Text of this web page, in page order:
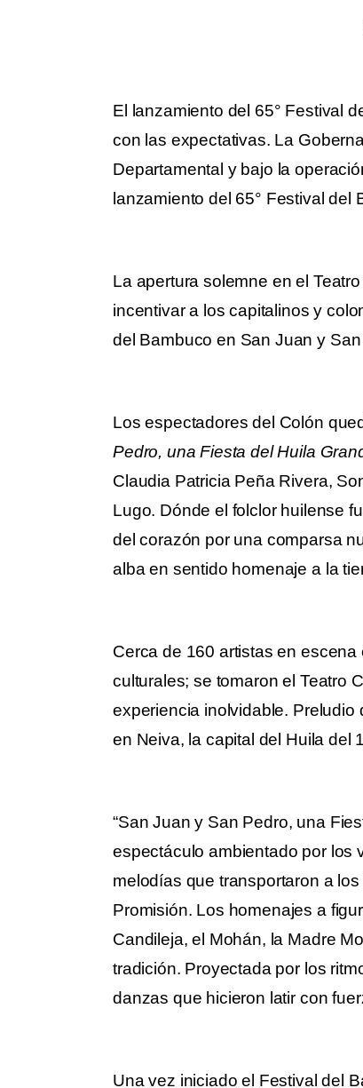
El lanzamiento del 65° Festival
con las expectativas. La
Departamental y bajo la
lanzamiento del 65° Festival del
La apertura solemne en el
incentivar a los capitalinos y
del Bambuco en San Juan y
Los espectadores del Colón
Pedro, una Fiesta del Huila
Claudia Patricia Peña Rivera,
Lugo. Dónde el folclor huilense
del corazón por una comparsa
alba en sentido homenaje a la
Cerca de 160 artistas en
culturales; se tomaron el Teatro
experiencia inolvidable.
en Neiva, la capital del Huila del
“San Juan y San Pedro, una
espectáculo ambientado por los
melodías que transportaron a
Promisión. Los homenajes a
Candileja, el Mohán, la Madre
tradición. Proyectada por los
danzas que hicieron latir con
Una vez iniciado el Festival del